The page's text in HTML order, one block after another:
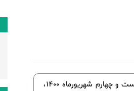
در هفته گذشته و طی روزهای پنج‌شنبه هجدهم تا چهارشنبه بیست و چهارم شهریورماه 1400،